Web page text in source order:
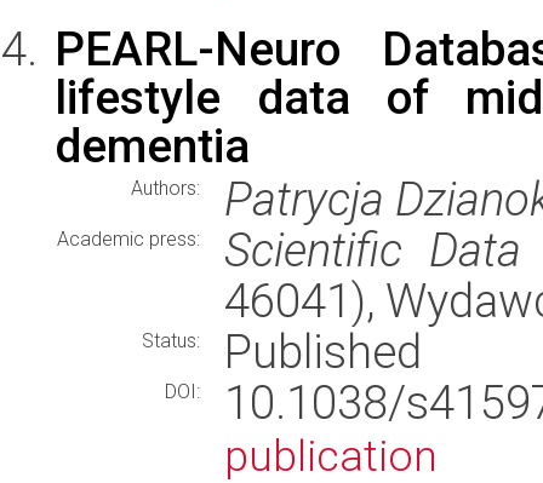
PEARL-Neuro
lifestyle data of
dementia
Authors: Patrycja
Academic press: Scientific Data
46041),
Status: Published
DOI: 10.1038/
publication